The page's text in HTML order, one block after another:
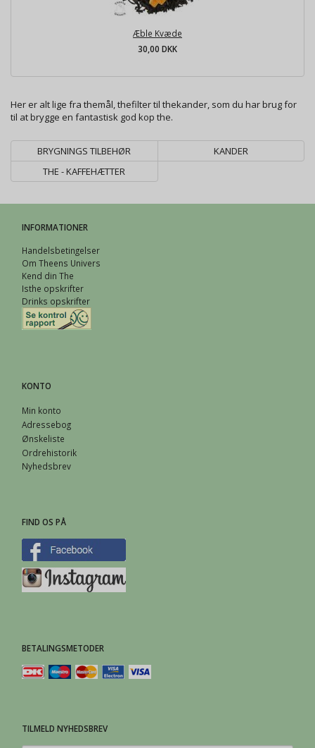
Æble Kvæde
30,00 DKK
Her er alt lige fra themål, thefilter til thekander, som du har brug for
til at brygge en fantastisk god kop the.
BRYGNINGS TILBEHØR
KANDER
THE - KAFFEHÆTTER
INFORMATIONER
Handelsbetingelser
Om Theens Univers
Kend din The
Isthe opskrifter
Drinks opskrifter
KONTO
Min konto
Adressebog
Ønskeliste
Ordrehistorik
Nyhedsbrev
FIND OS PÅ
BETALINGSMETODER
TILMELD NYHEDSBREV